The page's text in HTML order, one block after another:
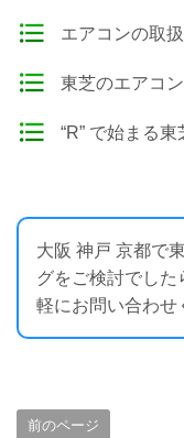
エアコンの取
東芝のエアコ
“R” で始まる
大阪 神戸 京都で
グをご検討でし
軽にお問い合わせ
前のページ